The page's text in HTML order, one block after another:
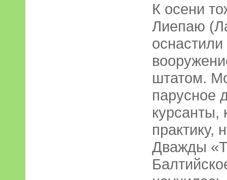
К осени
Лиепаю
штатом.
парусное
курсанты,
практику,
Дважды